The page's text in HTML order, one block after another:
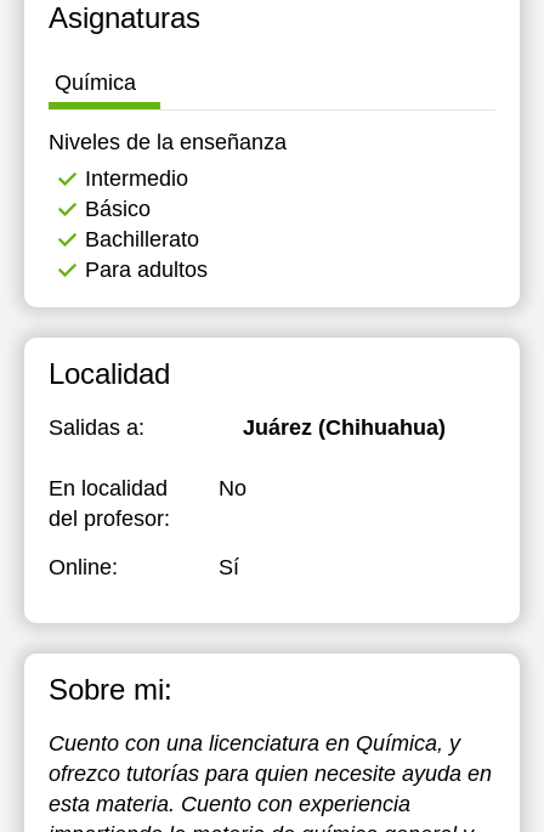
Asignaturas
Química
Niveles de la enseñanza
Intermedio
Básico
Bachillerato
Para adultos
Localidad
Salidas a: Juárez (Chihuahua)
En localidad
del profesor:
No
Online: Sí
Sobre mi:
Cuento con una licenciatura en Química, y
ofrezco tutorías para quien necesite ayuda en
esta materia. Cuento con experiencia